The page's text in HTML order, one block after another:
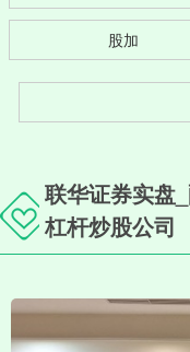
股加
联华证券实盘
杠杆炒股公司